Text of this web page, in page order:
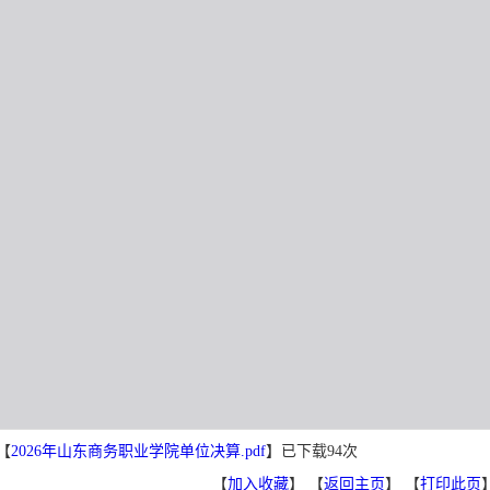
2026年山东商务职业学院单位决算.pdf】已下载94次
【加入收藏】 【返回主页 】 【打印此页